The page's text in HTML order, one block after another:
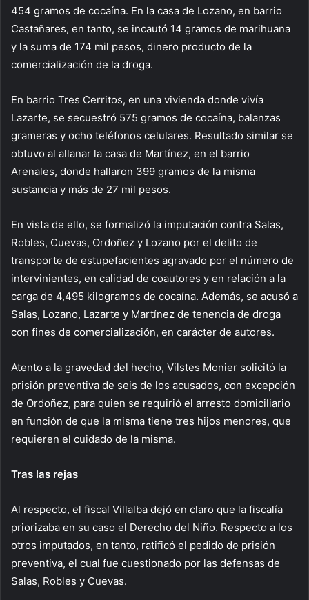
454 gramos de cocaína. En la casa de Lozano, en barrio
Castañares, en tanto, se incautó 14 gramos de marihuana
y la suma de 174 mil pesos, dinero producto de la
comercialización de la droga.
En barrio Tres Cerritos, en una vivienda donde vivía
Lazarte, se secuestró 575 gramos de cocaína, balanzas
grameras y ocho teléfonos celulares. Resultado similar se
obtuvo al allanar la casa de Martínez, en el barrio
Arenales, donde hallaron 399 gramos de la misma
sustancia y más de 27 mil pesos.
En vista de ello, se formalizó la imputación contra Salas,
Robles, Cuevas, Ordoñez y Lozano por el delito de
transporte de estupefacientes agravado por el número de
intervinientes, en calidad de coautores y en relación a la
carga de 4,495 kilogramos de cocaína. Además, se acusó a
Salas, Lozano, Lazarte y Martínez de tenencia de droga
con fines de comercialización, en carácter de autores.
Atento a la gravedad del hecho, Vilstes Monier solicitó la
prisión preventiva de seis de los acusados, con excepción
de Ordoñez, para quien se requirió el arresto domiciliario
en función de que la misma tiene tres hijos menores, que
requieren el cuidado de la misma.
Tras las rejas
Al respecto, el fiscal Villalba dejó en claro que la fiscalía
priorizaba en su caso el Derecho del Niño. Respecto a los
otros imputados, en tanto, ratificó el pedido de prisión
preventiva, el cual fue cuestionado por las defensas de
Salas, Robles y Cuevas.